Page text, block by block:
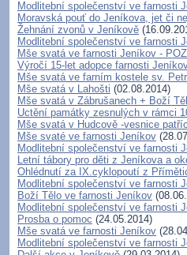
Modlitební společenství ve farnosti
Moravská pouť do Jeníkova, jet či
Žehnání zvonů v Jeníkově
Modlitební společenství ve farnosti
Mše svatá ve farnosti Jeníkov -
Výročí 15-let adopce farnosti
Mše svatá ve farním kostele sv.
Mše svatá v Lahošti (02.08.2014)
Mše svatá v Zábrušanech + Boží
Uctění památky zesnulých v rámci
Mše svatá v Hudcově -vesnice
Mše svaté ve farnosti Jeníkov
Modlitební společenství ve farnosti
Letní tábory pro děti z Jeníkova a
Ohlédnutí za IX.cyklopoutí z
Modlitební společenství ve farnosti
Boží Tělo ve farnosti Jeníkov
Modlitební společenství ve farnosti
Prosba o pomoc (24.05.2014)
Mše svatá ve farnosti Jeníkov
Modlitební společenství ve farnosti